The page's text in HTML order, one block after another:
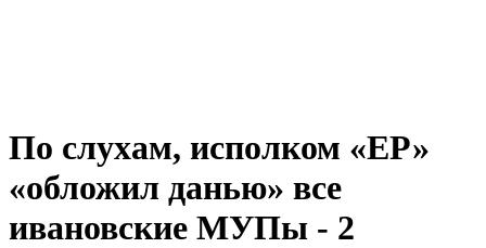
По слухам, исполком «ЕР»
«обложил данью» все
ивановские МУПы - 2